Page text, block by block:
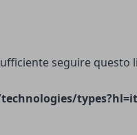
seguire questo
types?hl=it